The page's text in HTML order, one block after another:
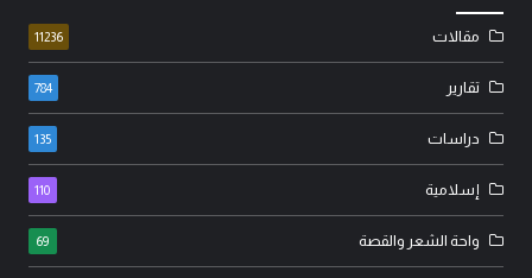
مقالات 11236
تقارير 784
دراسات 135
إسلامية 110
واحة الشعر والقصة 69